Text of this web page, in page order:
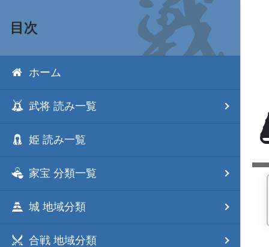
目次
ホーム
武将 読み一覧
姫 読み一覧
家宝 分類一覧
城 地域分類
合戦 地域分類